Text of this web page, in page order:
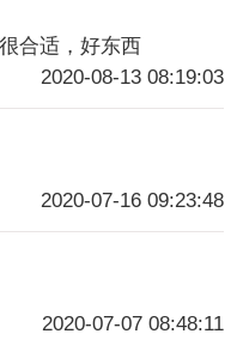
合适，好东西
2020-08-13 08:19:03
2020-07-16 09:23:48
2020-07-07 08:48:11